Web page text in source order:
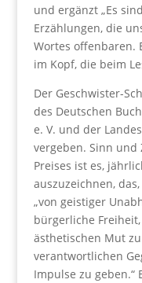
und ergänzt „Es
Erzählungen, die
Wortes offenbaren.
im Kopf, die beim
Der Geschwister-
des Deutschen
e. V. und der
vergeben. Sinn und
Preises ist es,
auszuzeichnen,
„von geistiger
bürgerliche
ästhetischen Mut
verantwortlichen
Impulse zu geben.“